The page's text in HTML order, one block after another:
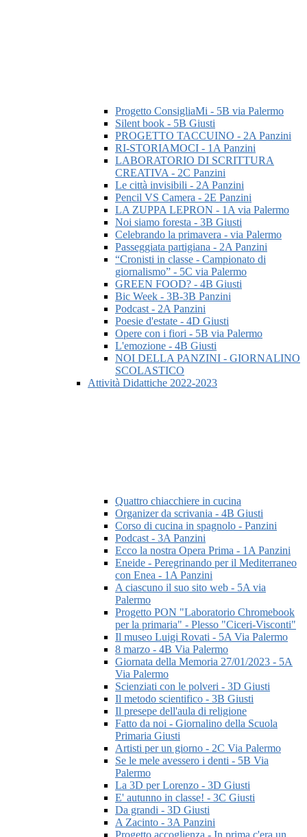
Progetto ConsigliaMi - 5B via Palermo
Silent book - 5B Giusti
PROGETTO TACCUINO - 2A Panzini
RI-STORIAMOCI - 1A Panzini
LABORATORIO DI SCRITTURA
CREATIVA - 2C Panzini
Le città invisibili - 2A Panzini
Pencil VS Camera - 2E Panzini
LA ZUPPA LEPRON - 1A via Palermo
Noi siamo foresta - 3B Giusti
Celebrando la primavera - via Palermo
Passeggiata partigiana - 2A Panzini
“Cronisti in classe - Campionato di
giornalismo” - 5C via Palermo
GREEN FOOD? - 4B Giusti
Bic Week - 3B-3B Panzini
Podcast - 2A Panzini
Poesie d'estate - 4D Giusti
Opere con i fiori - 5B via Palermo
L'emozione - 4B Giusti
NOI DELLA PANZINI - GIORNALINO
SCOLASTICO
Attività Didattiche 2022-2023
Quattro chiacchiere in cucina
Organizer da scrivania - 4B Giusti
Corso di cucina in spagnolo - Panzini
Podcast - 3A Panzini
Ecco la nostra Opera Prima - 1A Panzini
Eneide - Peregrinando per il Mediterraneo
con Enea - 1A Panzini
A ciascuno il suo sito web - 5A via
Palermo
Progetto PON "Laboratorio Chromebook
per la primaria" - Plesso "Ciceri-Visconti"
Il museo Luigi Rovati - 5A Via Palermo
8 marzo - 4B Via Palermo
Giornata della Memoria 27/01/2023 - 5A
Via Palermo
Scienziati con le polveri - 3D Giusti
Il metodo scientifico - 3B Giusti
Il presepe dell'aula di religione
Fatto da noi - Giornalino della Scuola
Primaria Giusti
Artisti per un giorno - 2C Via Palermo
Se le mele avessero i denti - 5B Via
Palermo
La 3D per Lorenzo - 3D Giusti
E' autunno in classe! - 3C Giusti
Da grandi - 3D Giusti
A Zacinto - 3A Panzini